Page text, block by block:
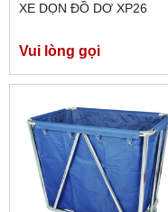
XE DỌN ĐỒ DƠ XP26
Vui lòng gọi